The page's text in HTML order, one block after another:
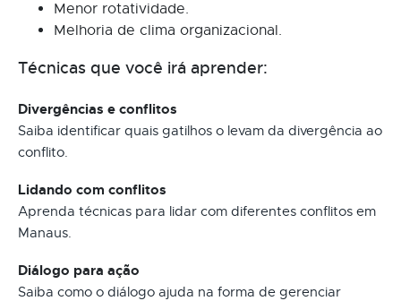
Menor rotatividade.
Melhoria de clima organizacional.
Técnicas que você irá aprender:
Divergências e conflitos
Saiba identificar quais gatilhos o levam da divergência ao
conflito.
Lidando com conflitos
Aprenda técnicas para lidar com diferentes conflitos em
Manaus.
Diálogo para ação
Saiba como o diálogo ajuda na forma de gerenciar